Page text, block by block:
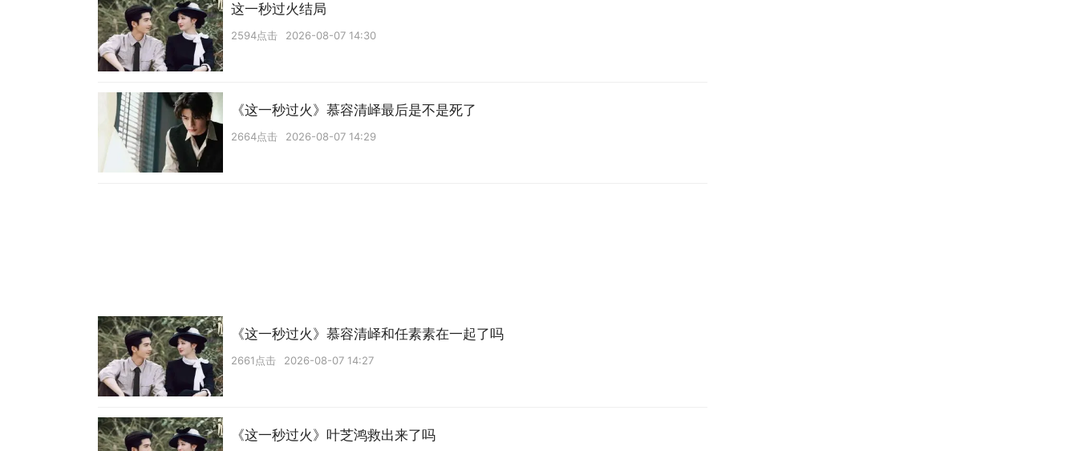
这一秒过火结局
2594点击 2026-08-07 14:30
《这一秒过火》慕容清峄最后是不是死了
2664点击 2026-08-07 14:29
《这一秒过火》慕容清峄和任素素在一起了吗
2661点击 2026-08-07 14:27
《这一秒过火》叶芝鸿救出来了吗